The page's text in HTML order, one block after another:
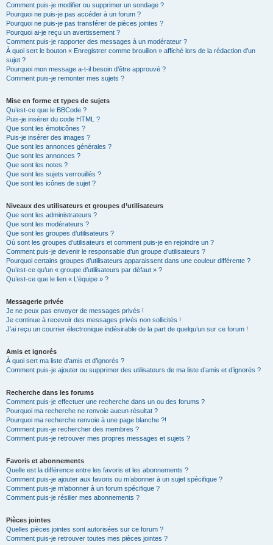
Comment puis-je modifier ou supprimer un sondage ?
Pourquoi ne puis-je pas accéder à un forum ?
Pourquoi ne puis-je pas transférer de pièces jointes ?
Pourquoi ai-je reçu un avertissement ?
Comment puis-je rapporter des messages à un modérateur ?
À quoi sert le bouton « Enregistrer comme brouillon » affiché lors de la rédaction d’un
sujet ?
Pourquoi mon message a-t-il besoin d’être approuvé ?
Comment puis-je remonter mes sujets ?
Mise en forme et types de sujets
Qu’est-ce que le BBCode ?
Puis-je insérer du code HTML ?
Que sont les émoticônes ?
Puis-je insérer des images ?
Que sont les annonces générales ?
Que sont les annonces ?
Que sont les notes ?
Que sont les sujets verrouillés ?
Que sont les icônes de sujet ?
Niveaux des utilisateurs et groupes d’utilisateurs
Que sont les administrateurs ?
Que sont les modérateurs ?
Que sont les groupes d’utilisateurs ?
Où sont les groupes d’utilisateurs et comment puis-je en rejoindre un ?
Comment puis-je devenir le responsable d’un groupe d’utilisateurs ?
Pourquoi certains groupes d’utilisateurs apparaissent dans une couleur différente ?
Qu’est-ce qu’un « groupe d’utilisateurs par défaut » ?
Qu’est-ce que le lien « L’équipe » ?
Messagerie privée
Je ne peux pas envoyer de messages privés !
Je continue à recevoir des messages privés non sollicités !
J’ai reçu un courrier électronique indésirable de la part de quelqu’un sur ce forum !
Amis et ignorés
À quoi sert ma liste d’amis et d’ignorés ?
Comment puis-je ajouter ou supprimer des utilisateurs de ma liste d’amis et d’ignorés ?
Recherche dans les forums
Comment puis-je effectuer une recherche dans un ou des forums ?
Pourquoi ma recherche ne renvoie aucun résultat ?
Pourquoi ma recherche renvoie à une page blanche ?!
Comment puis-je rechercher des membres ?
Comment puis-je retrouver mes propres messages et sujets ?
Favoris et abonnements
Quelle est la différence entre les favoris et les abonnements ?
Comment puis-je ajouter aux favoris ou m’abonner à un sujet spécifique ?
Comment puis-je m’abonner à un forum spécifique ?
Comment puis-je résilier mes abonnements ?
Pièces jointes
Quelles pièces jointes sont autorisées sur ce forum ?
Comment puis-je retrouver toutes mes pièces jointes ?